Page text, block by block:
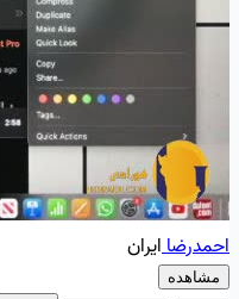
احمدرضاایران
مشاهده